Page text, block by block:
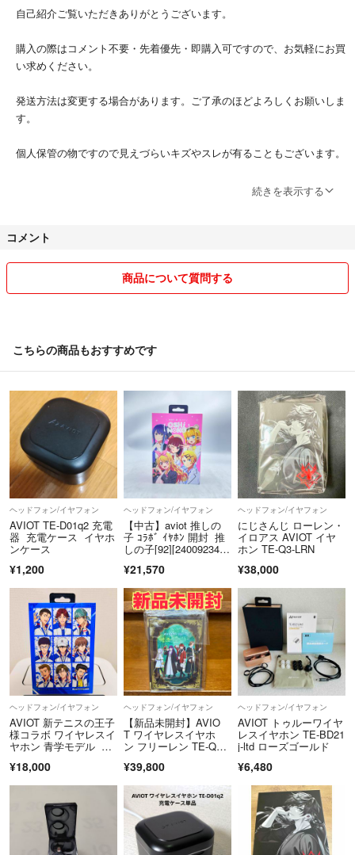
自己紹介ご覧いただきありがとうございます。
購入の際はコメント不要・先着優先・即購入可ですので、お気軽にお買
い求めください。
発送方法は変更する場合があります。ご了承のほどよろしくお願いしま
す。
個人保管の物ですので見えづらいキズやスレが有ることもございます。
大きなキズや凹み等はできる限り写真に載せますのでご確認ください。
上記をご理解いただいた上でお求めください。
当方ペット、喫煙者無しです。
続きを表示する
コメント
商品について質問する
こちらの商品もおすすめです
ヘッドフォン/イヤフォン
AVIOT TE-D01q2 充電
器 充電ケース イヤホ
ンケース
¥1,200
ヘッドフォン/イヤフォン
【中古】aviot 推しの
子 ｺﾗﾎﾞ ｲﾔﾎﾝ 開封 推
しの子[92][2400923446
¥21,570
ヘッドフォン/イヤフォン
にじさんじ ローレン・
イロアス AVIOT イヤ
ホン TE-Q3-LRN
¥38,000
ヘッドフォン/イヤフォン
AVIOT 新テニスの王子
様コラボ ワイヤレスイ
ヤホン 青学モデル 新
¥18,000
ヘッドフォン/イヤフォン
【新品未開封】AVIO
T ワイヤレスイヤホ
ン フリーレン TE-Q3-
¥39,800
ヘッドフォン/イヤフォン
AVIOT トゥルーワイヤ
レスイヤホン TE-BD21
j-ltd ローズゴールド
¥6,480